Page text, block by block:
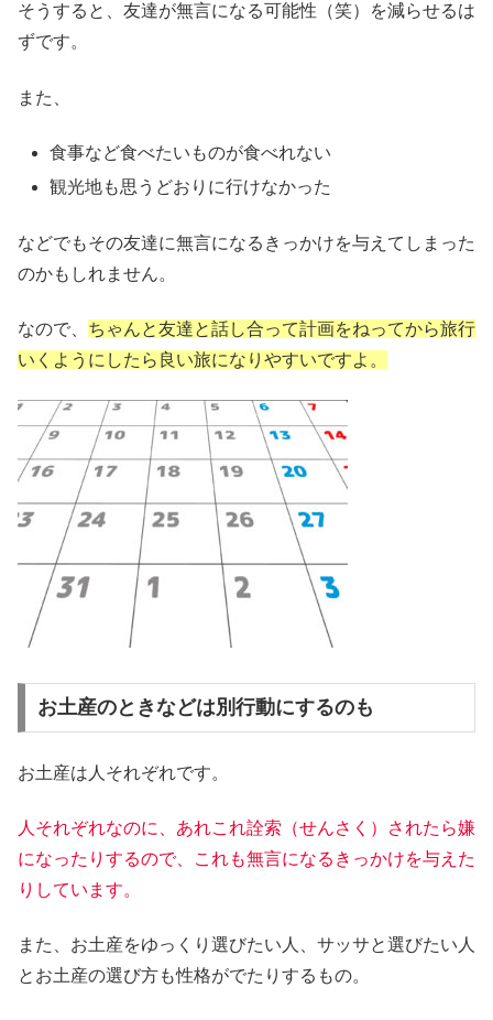
そうすると、友達が無言になる可能性（笑）を減らせるは
ずです。
また、
食事など食べたいものが食べれない
観光地も思うどおりに行けなかった
などでもその友達に無言になるきっかけを与えてしまった
のかもしれません。
なので、 ちゃんと友達と話し合って計画をねってから旅行
いくようにしたら良い旅になりやすいですよ。
お土産のときなどは別行動にするのも
お土産は人それぞれです。
人それぞれなのに、あれこれ詮索（せんさく）されたら嫌
になったりするので、これも無言になるきっかけを与えた
りしています。
また、お土産をゆっくり選びたい人、サッサと選びたい人
とお土産の選び方も性格がでたりするもの。